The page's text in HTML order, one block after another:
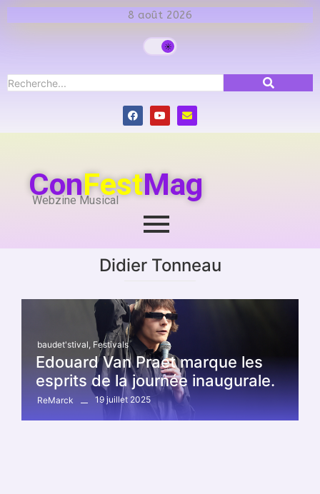
8 août 2026
ConFestMag
Webzine Musical
Didier Tonneau
baudet'stival, Festivals
Edouard Van Praet marque les
esprits de la journée inaugurale.
ReMarck 19 juillet 2025